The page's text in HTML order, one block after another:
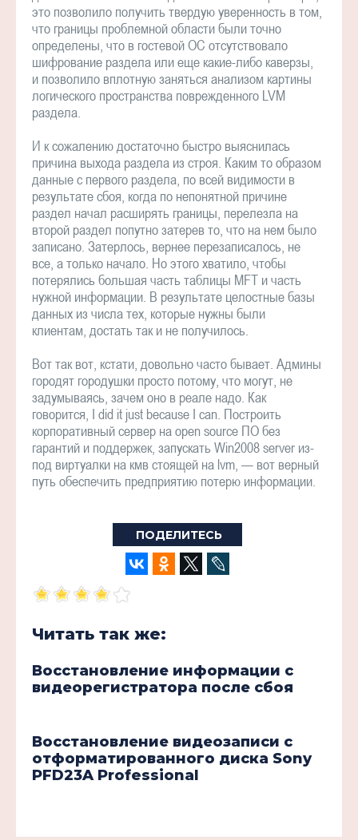
это позволило получить твердую уверенность в том,
что границы проблемной области были точно
определены, что в гостевой ОС отсутствовало
шифрование раздела или еще какие-либо каверзы,
и позволило вплотную заняться анализом картины
логического пространства поврежденного LVM
раздела.
И к сожалению достаточно быстро выяснилась
причина выхода раздела из строя. Каким то образом
данные с первого раздела, по всей видимости в
результате сбоя, когда по непонятной причине
раздел начал расширять границы, перелезла на
второй раздел попутно затерев то, что на нем было
записано. Затерлось, вернее перезаписалось, не
все, а только начало. Но этого хватило, чтобы
потерялись большая часть таблицы MFT и часть
нужной информации. В результате целостные базы
данных из числа тех, которые нужны были
клиентам, достать так и не получилось.
Вот так вот, кстати, довольно часто бывает. Админы
городят городушки просто потому, что могут, не
задумываясь, зачем оно в реале надо. Как
говорится, I did it just because I can. Построить
корпоративный сервер на open source ПО без
гарантий и поддержек, запускать Win2008 server из-
под виртуалки на кмв стоящей на lvm, — вот верный
путь обеспечить предприятию потерю информации.
ПОДЕЛИТЕСЬ
Читать так же:
Восстановление информации с
видеорегистратора после сбоя
Восстановление видеозаписи с
отформатированного диска Sony
PFD23A Professional